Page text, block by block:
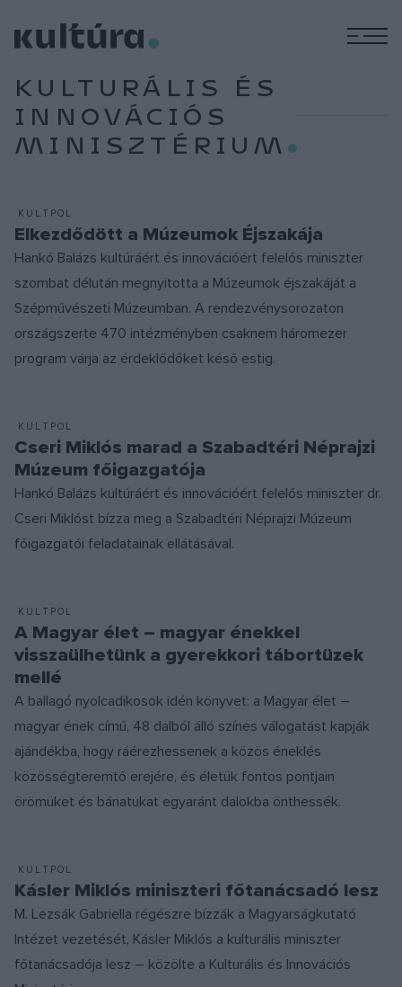
KULTURÁLIS ÉS
INNOVÁCIÓS
MINISZTÉRIUM
KULTPOL
Elkezdődött a Múzeumok Éjszakája
Hankó Balázs kultúráért és innovációért felelős miniszter
szombat délután megnyitotta a Múzeumok éjszakáját a
Szépművészeti Múzeumban. A rendezvénysorozaton
országszerte 470 intézményben csaknem háromezer
program várja az érdeklődőket késő estig.
KULTPOL
Cseri Miklós marad a Szabadtéri Néprajzi
Múzeum főigazgatója
Hankó Balázs kultúráért és innovációért felelős miniszter dr.
Cseri Miklóst bízza meg a Szabadtéri Néprajzi Múzeum
főigazgatói feladatainak ellátásával.
KULTPOL
A Magyar élet – magyar énekkel
visszaülhetünk a gyerekkori tábortüzek
mellé
A ballagó nyolcadikosok idén könyvet: a Magyar élet –
magyar ének című, 48 dalból álló színes válogatást kapják
ajándékba, hogy ráérezhessenek a közös éneklés
közösségteremtő erejére, és életük fontos pontjain
örömüket és bánatukat egyaránt dalokba önthessék.
KULTPOL
Kásler Miklós miniszteri főtanácsadó lesz
M. Lezsák Gabriella régészre bízzák a Magyarságkutató
Intézet vezetését, Kásler Miklós a kulturális miniszter
főtanácsadója lesz – közölte a Kulturális és Innovációs